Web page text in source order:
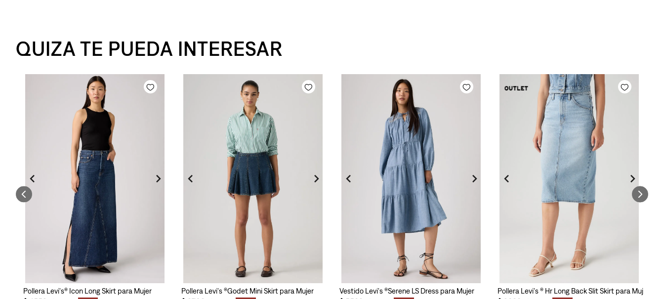
QUIZA TE PUEDA INTERESAR
Pollera Levi's® Icon Long Skirt para Mujer Pollera Levi's ®Godet Mini Skirt para Mujer Vestido Levi's ®Serene LS Dress para Mujer Pollera Levi's ® Hr Long Back Slit Skirt para Mujer